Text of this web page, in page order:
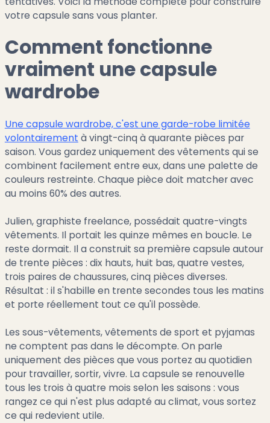
votre capsule sans vous planter.
Comment fonctionne
vraiment une capsule
wardrobe
Une capsule wardrobe, c'est une garde-robe limitée
volontairement à vingt-cinq à quarante pièces par
saison. Vous gardez uniquement des vêtements qui se
combinent facilement entre eux, dans une palette de
couleurs restreinte. Chaque pièce doit matcher avec
au moins 60% des autres.
Julien, graphiste freelance, possédait quatre-vingts
vêtements. Il portait les quinze mêmes en boucle. Le
reste dormait. Il a construit sa première capsule autour
de trente pièces : dix hauts, huit bas, quatre vestes,
trois paires de chaussures, cinq pièces diverses.
Résultat : il s'habille en trente secondes tous les matins
et porte réellement tout ce qu'il possède.
Les sous-vêtements, vêtements de sport et pyjamas
ne comptent pas dans le décompte. On parle
uniquement des pièces que vous portez au quotidien
pour travailler, sortir, vivre. La capsule se renouvelle
tous les trois à quatre mois selon les saisons : vous
rangez ce qui n'est plus adapté au climat, vous sortez
ce qui redevient utile.